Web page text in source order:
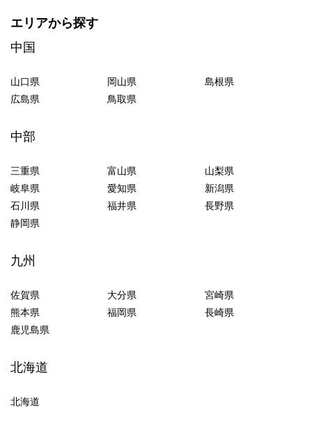
エリアから探す
中国
山口県 岡山県
島根県
広島県
鳥取県
中部
三重県 富山県
山梨県
岐阜県
愛知県
新潟県
石川県
福井県
長野県
静岡県
九州
佐賀県 大分県
宮崎県
熊本県
福岡県
長崎県
鹿児島県
北海道
北海道